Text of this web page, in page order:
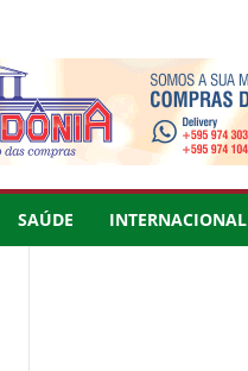
SAÚDE INTERNACIONAL